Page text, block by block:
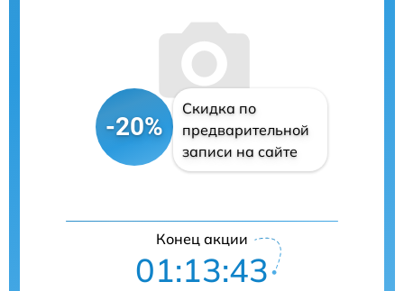
-20%
Скидка по
предварительной
записи на сайте
Конец акции
01:13:42